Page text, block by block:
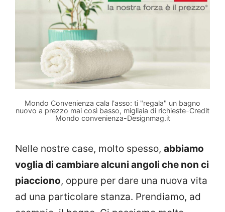
Mondo Convenienza cala l'asso: ti "regala" un bagno
nuovo a prezzo mai così basso, migliaia di richieste-Credit
Mondo convenienza-Designmag.it
Nelle nostre case, molto spesso, abbiamo
voglia di cambiare alcuni angoli che non ci
piacciono, oppure per dare una nuova vita
ad una particolare stanza. Prendiamo, ad